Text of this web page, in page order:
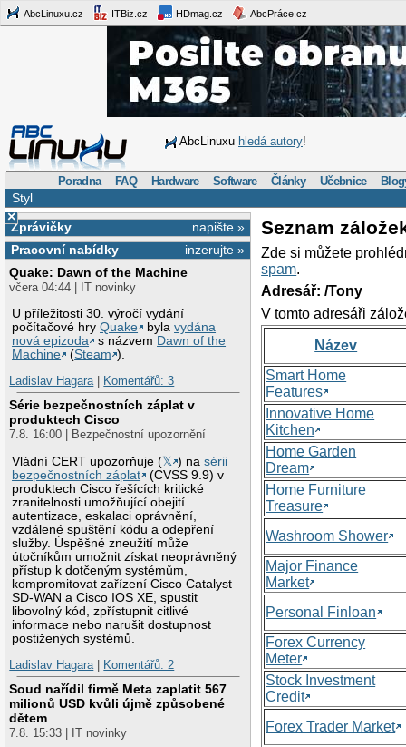
AbcLinuxu.cz ITBiz.cz HDmag.cz AbcPráce.cz
AbcLinuxu hledá autory!
Poradna FAQ Hardware Software Články Učebnice
Styl
×
napište »
Zprávičky
inzerujte »
Pracovní nabídky
Quake: Dawn of the Machine
včera 04:44 | IT novinky
U příležitosti 30. výročí vydání
počítačové hryQuake bylavydána
nová epizoda
s názvem Dawn of the
Machine
(Steam ).
Ladislav Hagara| Komentářů: 3
Série bezpečnostních záplat v
produktech Cisco
7.8. 16:00 | Bezpečnostní upozornění
Vládní CERT upozorňuje (𝕏 ) nasérii
bezpečnostních záplat
(CVSS 9.9) v
produktech Cisco řešících kritické
zranitelnosti umožňující obejití
autentizace, eskalaci oprávnění,
vzdálené spuštění kódu a odepření
služby. Úspěšné zneužití může
útočníkům umožnit získat neoprávněný
přístup k dotčeným systémům,
kompromitovat zařízení Cisco Catalyst
SD-WAN a Cisco IOS XE, spustit
libovolný kód, zpřístupnit citlivé
informace nebo narušit dostupnost
postižených systémů.
Ladislav Hagara| Komentářů: 2
Soud nařídil firmě Meta zaplatit 567
milionů USD kvůli újmě způsobené
dětem
7.8. 15:33 | IT novinky
Seznam
Zde si můžete
spam.
Adresář: /Tony
V tomto adresáři
Název
Smart Home
Features
Innovative Home
Kitchen
Home Garden
Dream
Home Furniture
Treasure
Washroom Shower
Major Finance
Market
Personal Finloan
Forex Currency
Meter
Stock Investment
Credit
Forex Trader Market